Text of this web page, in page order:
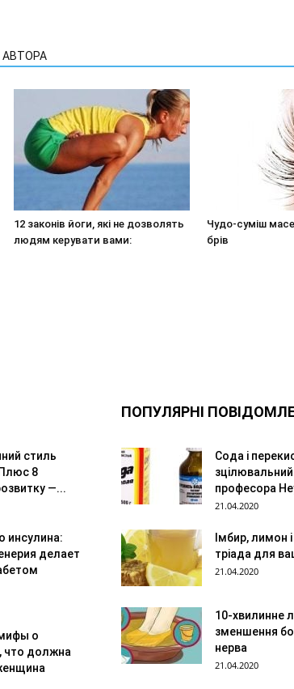
АВТОРА
12 законів йоги, які не дозволять
людям керувати вами:
Чудо-суміш
брів
стиль
8
—...
инсулина:
делает
о
что должна
ПОПУЛЯРНІ
Сода і
професора
21.04.2020
Імбир, лимон
тріада для
21.04.2020
10-хвилинне
зменшення
нерва
21.04.2020